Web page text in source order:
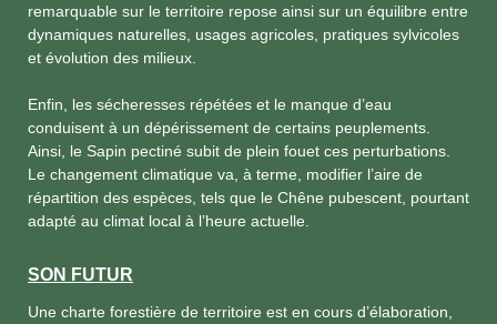
remarquable sur le territoire repose ainsi sur un équilibre entre
dynamiques naturelles, usages agricoles, pratiques sylvicoles
et évolution des milieux.
Enfin, les sécheresses répétées et le manque d’eau
conduisent à un dépérissement de certains peuplements.
Ainsi, le Sapin pectiné subit de plein fouet ces perturbations.
Le changement climatique va, à terme, modifier l’aire de
répartition des espèces, tels que le Chêne pubescent, pourtant
adapté au climat local à l’heure actuelle.
SON FUTUR
Une charte forestière de territoire est en cours d’élaboration,